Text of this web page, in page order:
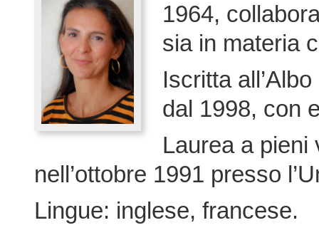
1964,
sia in materia
Iscritta
dal 1998, con
Laurea a pieni
nell’ottobre 1991 presso
Lingue: inglese, francese.